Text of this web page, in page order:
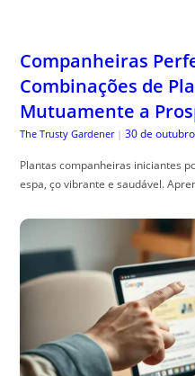
Companheiras
Combinações de
Mutuamente a
The Trusty Gardener | 30 de
Plantas companheiras iniciantes
espa, ço vibrante e saudável.